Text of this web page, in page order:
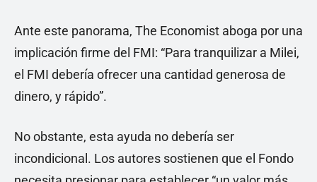
Ante este panorama, The Economist aboga por una
implicación firme del FMI: “Para tranquilizar a Milei,
el FMI debería ofrecer una cantidad generosa de
dinero, y rápido”.
No obstante, esta ayuda no debería ser
incondicional. Los autores sostienen que el Fondo